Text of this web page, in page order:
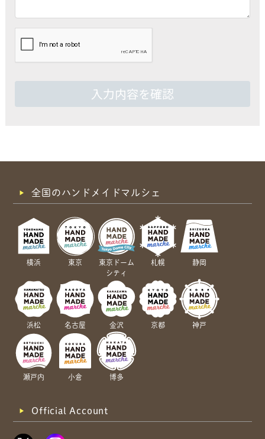
全国のハンドメイドマルシェ
横浜 東京
東京ドーム
シティ
札幌 静岡
浜松 名古屋 金沢 京都 神戸
瀬戸内 小倉 博多
Official Account